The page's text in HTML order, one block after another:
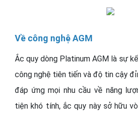
Về công nghệ AGM
Ắc quy dòng Platinum AGM là sự
công nghệ tiên tiến và độ tin cậy
đáp ứng mọi nhu cầu về năng
tiện khó tính, ắc quy này sở hữu